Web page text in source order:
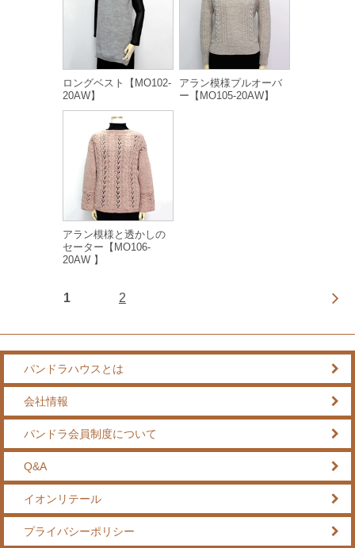
ロングベスト【MO102-
20AW】
アラン模様プルオーバ
ー【MO105-20AW】
アラン模様と透かしの
セーター【MO106-
20AW 】
1 2
パンドラハウスとは
会社情報
パンドラ会員制度について
Q&A
イオンリテール
プライバシーポリシー